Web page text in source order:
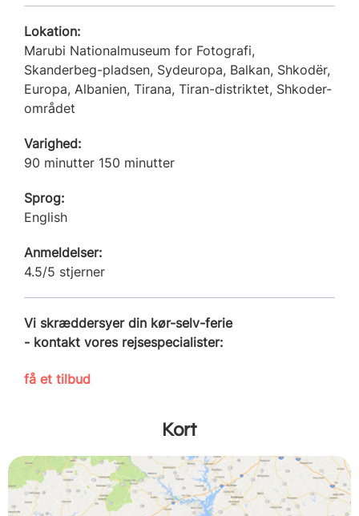
Lokation:
Marubi Nationalmuseum for Fotografi,
Skanderbeg-pladsen, Sydeuropa, Balkan, Shkodër,
Europa, Albanien, Tirana, Tiran-distriktet, Shkoder-
området
Varighed:
90 minutter 150 minutter
Sprog:
English
Anmeldelser:
4.5/5 stjerner
Vi skræddersyer din kør-selv-ferie
- kontakt vores rejsespecialister:
få et tilbud
Kort